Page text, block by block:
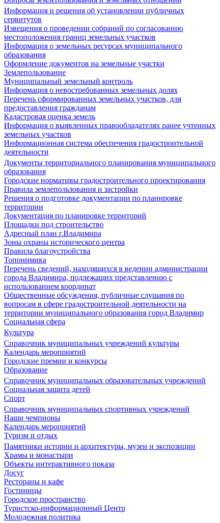
Информация и решения об установлении публичных
сервитутов
Извещения о проведении собраний по согласованию
местоположения границ земельных участков
Информация о земельных ресурсах муниципального
образования
Оформление документов на земельные участки
Землепользование
Муниципальный земельный контроль
Информация о невостребованных земельных долях
Перечень сформированных земельных участков, для
предоставления гражданам
Кадастровая оценка земель
Информация о выявленных правообладателях ранее учтенных
земельных участков
Информационная система обеспечения градостроительной
деятельности
Документы территориального планирования муниципального
образования
Городские нормативы градостроительного проектирования
Правила землепользования и застройки
Решения о подготовке документации по планировке
территории
Документация по планировке территорий
Площадки под строительство
Адресный план г.Владимира
Зоны охраны исторического центра
Правила благоустройства
Топонимика
Перечень сведений, находящихся в ведении администрации
города Владимира, подлежащих представлению с
использованием координат
Общественные обсуждения, публичные слушания по
вопросам в сфере градостроительной деятельности на
территории муниципального образования город Владимир
Социальная сфера
Культура
Справочник муниципальных учреждений культуры
Календарь мероприятий
Городские премии и конкурсы
Образование
Справочник муниципальных образовательных учреждений
Социальная защита детей
Спорт
Справочник муниципальных спортивных учреждений
Наши чемпионы
Календарь мероприятий
Туризм и отдых
Памятники истории и архитектуры, музеи и экспозиции
Храмы и монастыри
Объекты интерактивного показа
Досуг
Рестораны и кафе
Гостиницы
Городское пространство
Туристско-информационный Центр
Молодежная политика